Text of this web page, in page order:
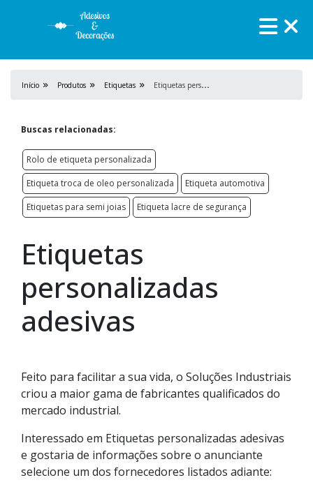
Início Produtos Etiquetas E
tiquetas personalizadas adesivas
Buscas relacionadas:
Rolo de etiqueta personalizada
Etiqueta troca de oleo personalizada
Etiqueta automotiva
Etiquetas para semi joias
Etiqueta lacre de segurança
Etiquetas
personalizadas
adesivas
Feito para facilitar a sua vida, o Soluções Industriais
criou a maior gama de fabricantes qualificados do
mercado industrial.
Interessado em Etiquetas personalizadas adesivas
e gostaria de informações sobre o anunciante
selecione um dos fornecedores listados adiante: